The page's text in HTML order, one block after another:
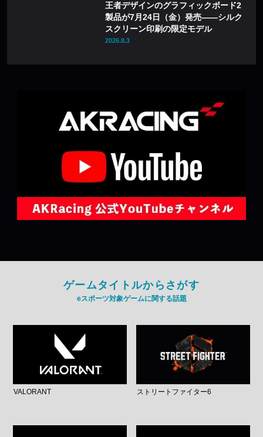
王者デザインのグラフィックボード2
製品が7月24日（金）発売——シルク
スクリーン印刷の限定モデル
2026.8.3
ゲームタイトルからさがす
eスポーツ対象ゲームに関する話題
VALORANT ストリートファイター6